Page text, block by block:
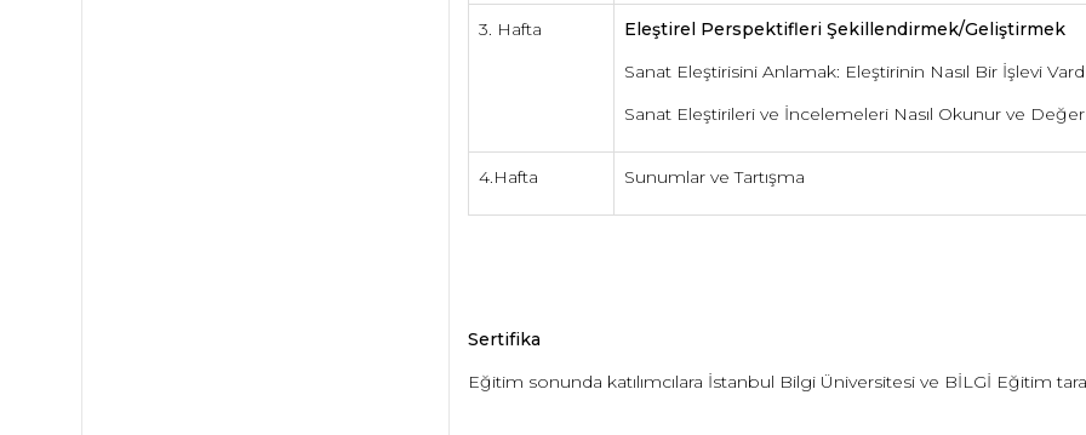
3. Hafta
Eleştirel Perspektifleri Şekillendirmek/Geliştirmek
Sanat Eleştirisini Anlamak: Eleştirinin Nasıl Bir İşlevi
Sanat Eleştirileri ve İncelemeleri Nasıl Okunur ve
4.Hafta Sunumlar ve Tartışma
Sertifika
Eğitim sonunda katılımcılara İstanbul Bilgi Üniversitesi ve BİLGİ Eğitim